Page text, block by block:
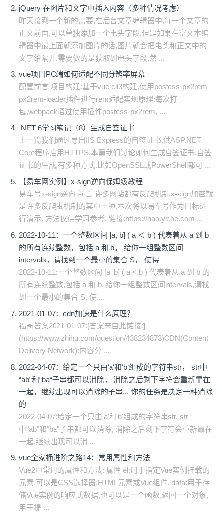
jQuery 在图片和文字中插入内容（多种情况考虑）
昨天接到一个新的需要,在后台文章编辑器中,每一个文章的
正文前面,可以单独添加一个电头字段,但是如果在富文本编
辑器中最上面就添加图片的话,图片就会把电头和正文中的
文字给隔开.需要做的是获取到电头字段,然 ...
vue项目PC端如何适配不同分辨率屏幕
配置前言 项目构建:基于vue-cli3构建,使用postcss-px2rem
px2rem-loader插件进行rem适配实现原理:每次打
包,webpack通过使用插件postcss-px2rem, ...
.NET 6学习笔记（8）生成自签证书
上一篇我们通过导出IIS Express的自签证书,供ASP.NET
Core程序启用HTTPS.本篇我们讨论如何生成自签证书.自签
证书的生成,有多种方式.比如OpenSSL或PowerShell都可 ...
【易车网实例】x-sign逆向保姆级教程
易车号x-sign逆向 前言 许多网站都有反爬机制,x-sign加密就
是许多反爬虫机制的其中一种,本次将以易车号作为目标进
行演示. 方法仅供学习参考. 链接:https://hao.yiche.com ...
2022-10-11：一个整数区间 [a, b] ( a ＜ b ) 代表着从 a 到 b
的所有连续整数，包括 a 和 b。 给你一组整数区间
intervals，请找到一个最小的集合 S， 使得
2022-10-11:一个整数区间 [a, b] ( a < b ) 代表着从 a 到 b 的
所有连续整数,包括 a 和 b. 给你一组整数区间intervals,请找
到一个最小的集合 S, 使 ...
2021-01-07：cdn加速是什么原理？
福哥答案2021-01-07:[答案来自此链接:]
(https://www.zhihu.com/question/438234873)CDN(Content
Delivery Network):内容分 ...
2022-04-07：给定一个只由‘a‘和‘b‘组成的字符串str， str中
“ab“和“ba“子串都可以消除， 消除之后剩下字符会重新靠在
一起，继续出现可以消除的子串... 你的任务是决定一种消除
的
2022-04-07:给定一个只由'a'和'b'组成的字符串str, str
中"ab"和"ba"子串都可以消除, 消除之后剩下字符会重新靠在
一起,继续出现可以消 ...
vue全家桶进阶之路14：常用属性和方法
Vue2中常用的属性和方法: 属性 el:用于指定Vue实例挂载的
元素,可以是CSS选择器.HTML元素或Vue组件. data:用于存
储Vue实例的响应式数据,也可以是一个函数,返回一个对象,
用于提 ...